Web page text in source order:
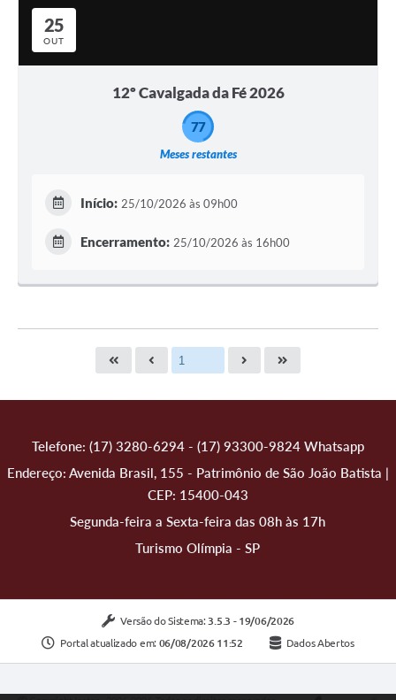
25
OUT
12º Cavalgada da Fé 2026
Meses restantes
77
Início: 25/10/2026 às 09h00
Encerramento: 25/10/2026 às 16h00
Telefone: (17) 3280-6294 - (17) 93300-9824 Whatsapp
Endereço: Avenida Brasil, 155 - Patrimônio de São João Batista |
CEP: 15400-043
Segunda-feira a Sexta-feira das 08h às 17h
Turismo Olímpia - SP
Versão do Sistema: 3.5.3 - 19/06/2026
Portal atualizado em: 06/08/2026 11:52 Dados Abertos